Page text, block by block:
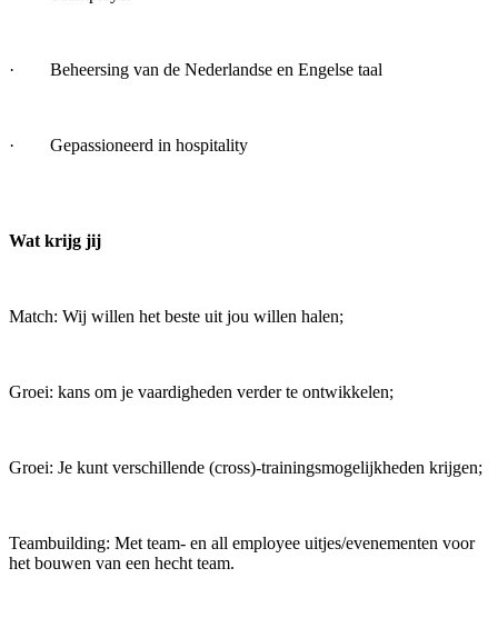
· Beheersing van de Nederlandse en Engelse taal
· Gepassioneerd in hospitality
Wat krijg jij
Match: Wij willen het beste uit jou willen halen;
Groei: kans om je vaardigheden verder te ontwikkelen;
Groei: Je kunt verschillende (cross)-trainingsmogelijkheden krijgen;
Teambuilding: Met team- en all employee uitjes/evenementen voor
het bouwen van een hecht team.